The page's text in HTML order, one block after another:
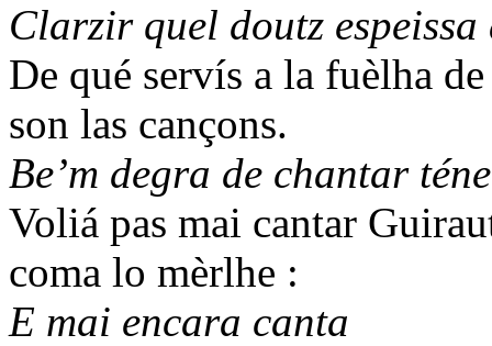
Clarzir quel doutz
De qué servís a la fuèlha
son las cançons.
Be’m degra de chantar
Voliá pas mai cantar
coma lo mèrlhe :
E mai encara canta